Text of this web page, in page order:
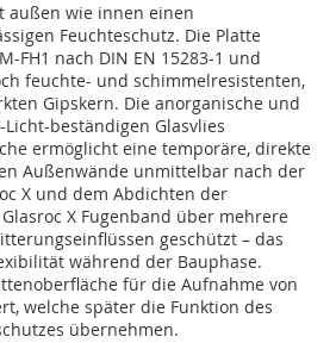
außen wie innen einen
Feuchteschutz. Die Platte
FH1 nach DIN EN 15283-1 und
feuchte- und schimmelresistenten,
Gipskern. Die anorganische und
beständigen Glasvlies
ermöglicht eine temporäre, direkte
Außenwände unmittelbar nach der
X und dem Abdichten der
X Fugenband über mehrere
geschützt – das
während der Bauphase.
für die Aufnahme von
welche später die Funktion des
übernehmen.